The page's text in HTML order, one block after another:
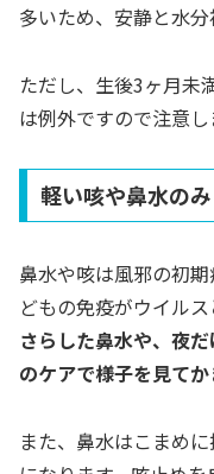
多いため、安静と水分
ただし、生後3ヶ月未
は例外ですので注意し
軽い咳や鼻水のみ
鼻水や咳は風邪の初
どもの免疫がウイルス
さらした鼻水や、夜
のケアで様子を見てか
また、鼻水はこまめ